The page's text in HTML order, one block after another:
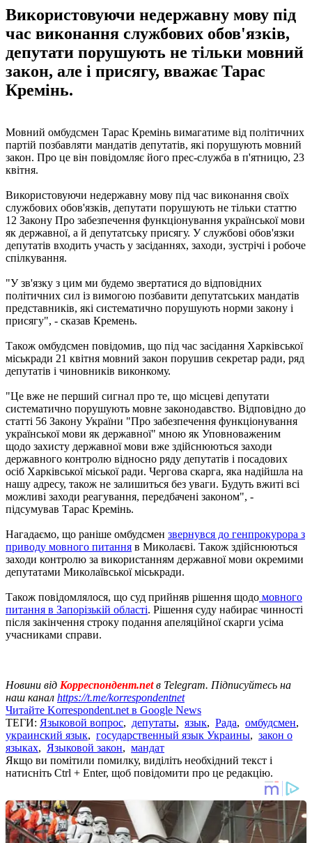
Використовуючи недержавну мову під
час виконання службових обов'язків,
депутати порушують не тільки мовний
закон, але і присягу, вважає Тарас
Кремінь.
Мовний омбудсмен Тарас Кремінь вимагатиме від політичних
партій позбавляти мандатів депутатів, які порушують мовний
закон. Про це він повідомляє його прес-служба в п'ятницю, 23
квітня.
Використовуючи недержавну мову під час виконання своїх
службових обов'язків, депутати порушують не тільки статтю
12 Закону Про забезпечення функціонування української мови
як державної, а й депутатську присягу. У службові обов'язки
депутатів входить участь у засіданнях, заходи, зустрічі і робоче
спілкування.
"У зв'язку з цим ми будемо звертатися до відповідних
політичних сил із вимогою позбавити депутатських мандатів
представників, які систематично порушують норми закону і
присягу", - сказав Кремень.
Також омбудсмен повідомив, що під час засідання Харківської
міськради 21 квітня мовний закон порушив секретар ради, ряд
депутатів і чиновників виконкому.
"Це вже не перший сигнал про те, що місцеві депутати
систематично порушують мовне законодавство. Відповідно до
статті 56 Закону України "Про забезпечення функціонування
української мови як державної" мною як Уповноваженим
щодо захисту державної мови вже здійснюються заходи
державного контролю відносно ряду депутатів і посадових
осіб Харківської міської ради. Чергова скарга, яка надійшла на
нашу адресу, також не залишиться без уваги. Будуть вжиті всі
можливі заходи реагування, передбачені законом", -
підсумував Тарас Кремінь.
Нагадаємо, що раніше омбудсмен звернувся до генпрокурора з
приводу мовного питання в Миколаєві. Також здійснюються
заходи контролю за використанням державної мови окремими
депутатами Миколаївської міськради.
Також повідомлялося, що суд прийняв рішення щодо мовного
питання в Запорізькій області. Рішення суду набирає чинності
після закінчення строку подання апеляційної скарги усіма
учасниками справи.
Новини від Корреспондент.netв Telegram. Підписуйтесь на
наш канал https://t.me/korrespondentnet
Читайте Korrespondent.net в Google News
ТЕГИ: Языковой вопрос, депутаты, язык, Рада, омбудсмен,
украинский язык, государственный язык Украины, закон о
языках, Языковой закон, мандат
Якщо ви помітили помилку, виділіть необхідний текст і
натисніть Ctrl + Enter, щоб повідомити про це редакцію.